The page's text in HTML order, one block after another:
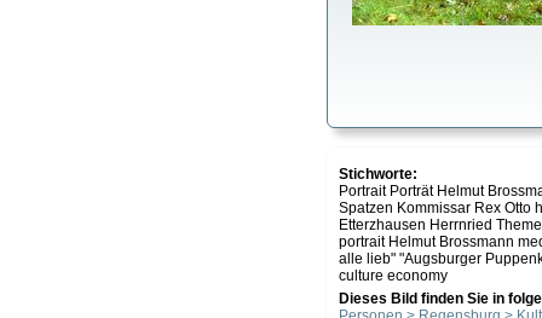
Stichworte:
Portrait Porträt Helmut
Spatzen Kommissar Rex Otto
Etterzhausen Herrnried
portrait Helmut Brossmann
alle lieb" "Augsburger
culture economy
Dieses Bild finden Sie in